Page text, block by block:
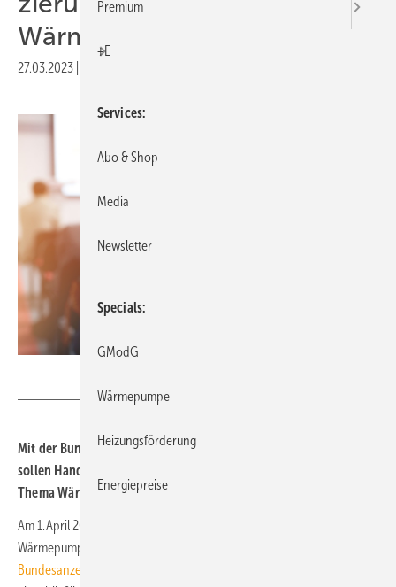
Wärmepumpe
27.03.2023
Mit der Bundesförderung Aufbauprogramm Wärmepumpe BAW
sollen Handwerker, TGA-Planer und Energieberatende zum
Thema Wärmepumpe qualifiziert werden.
Am 1. April 2023 startet die neue „Bundesförderung Aufbauprogramm
Wärmepumpe“, die Förderrichtlinie wurde am 23. März 2023
Bundesanzeiger veröffentlicht
Premium
+E
Services
Abo & Shop
Media
Newsletter
Specials
GModG
Wärmepumpe
Heizungsförderung
Energiepreise